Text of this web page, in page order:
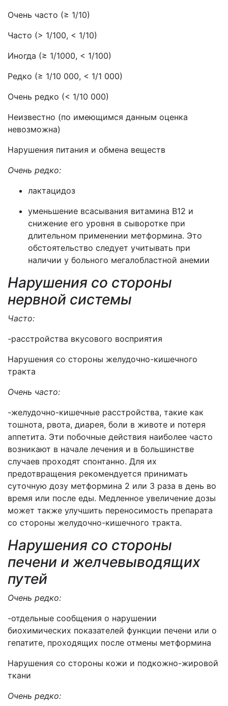
Очень часто (≥ 1/10)
Часто (> 1/100, < 1/10)
Иногда (≥ 1/1000, < 1/100)
Редко (≥ 1/10 000, < 1/1 000)
Очень редко (< 1/10 000)
Неизвестно (по имеющимся данным оценка
невозможна)
Нарушения питания и обмена веществ
Очень редко:
лактацидоз
уменьшение всасывания витамина B12 и
снижение его уровня в сыворотке при
длительном применении метформина. Это
обстоятельство следует учитывать при
наличии у больного мегалобластной анемии
Нарушения со стороны
нервной системы
Часто:
-расстройства вкусового восприятия
Нарушения со стороны желудочно-кишечного
тракта
Очень часто:
-желудочно-кишечные расстройства, такие как
тошнота, рвота, диарея, боли в животе и потеря
аппетита. Эти побочные действия наиболее часто
возникают в начале лечения и в большинстве
случаев проходят спонтанно. Для их
предотвращения рекомендуется принимать
суточную дозу метформина 2 или 3 раза в день во
время или после еды. Медленное увеличение дозы
может также улучшить переносимость препарата
со стороны желудочно-кишечного тракта.
Нарушения со стороны
печени и желчевыводящих
путей
Очень редко:
-отдельные сообщения о нарушении
биохимических показателей функции печени или о
гепатите, проходящих после отмены метформина
Нарушения со стороны кожи и подкожно-жировой
ткани
Очень редко: